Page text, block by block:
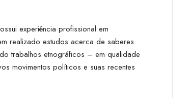
experiência profissional em
realizado estudos acerca de saberes
trabalhos etnográficos – em qualidade
movimentos políticos e suas recentes